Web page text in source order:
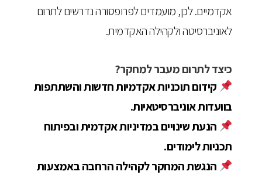
אקדמיים. לכן, מועמדים לפרופסורה נדרשים לתרום
לאוניברסיטה ולקהילה האקדמית.
כיצד לתרום מעבר למחקר?
קידום תוכניות אקדמיות חדשות והשתתפות
בוועדות אוניברסיטאיות.
הנעת שינויים במדיניות אקדמית ובפיתוח
תכניות לימודים.
הנגשת המחקר לקהילה הרחבה באמצעות